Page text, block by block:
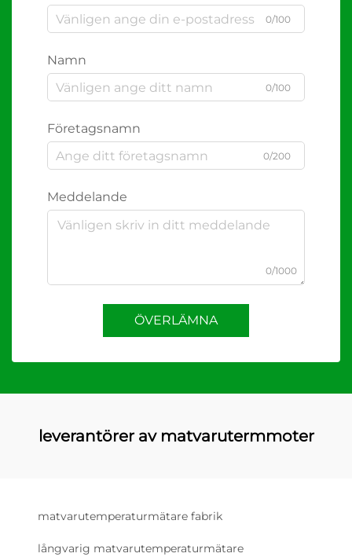
0/100
Namn
0/100
Företagsnamn
0/200
Meddelande
0/1000
ÖVERLÄMNA
leverantörer av matvarutermmoter
matvarutemperaturmätare fabrik
långvarig matvarutemperaturmätare